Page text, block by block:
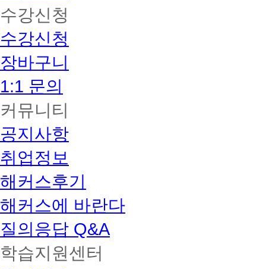
수강신청
수강신청
장바구니
1:1 문의
커뮤니티
공지사항
취업정보
해커스후기
해커스에 바란다
질의응답 Q&A
학습지원센터